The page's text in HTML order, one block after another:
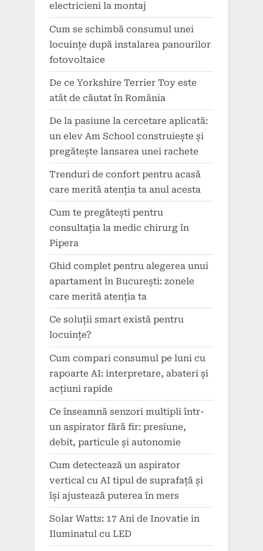
electricieni la montaj
Cum se schimbă consumul unei
locuințe după instalarea panourilor
fotovoltaice
De ce Yorkshire Terrier Toy este
atât de căutat în România
De la pasiune la cercetare aplicată:
un elev Am School construiește și
pregătește lansarea unei rachete
Trenduri de confort pentru acasă
care merită atenția ta anul acesta
Cum te pregătești pentru
consultația la medic chirurg în
Pipera
Ghid complet pentru alegerea unui
apartament în București: zonele
care merită atenția ta
Ce soluții smart există pentru
locuințe?
Cum compari consumul pe luni cu
rapoarte AI: interpretare, abateri și
acțiuni rapide
Ce înseamnă senzori multipli într-
un aspirator fără fir: presiune,
debit, particule și autonomie
Cum detectează un aspirator
vertical cu AI tipul de suprafață și
își ajustează puterea în mers
Solar Watts: 17 Ani de Inovatie in
Iluminatul cu LED